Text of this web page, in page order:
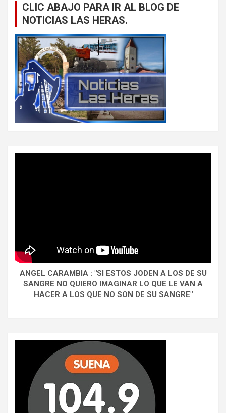
CLIC ABAJO PARA IR AL BLOG DE
NOTICIAS LAS HERAS.
ANGEL CARAMBIA : "SI ESTOS JODEN A LOS DE SU
SANGRE NO QUIERO IMAGINAR LO QUE LE VAN A
HACER A LOS QUE NO SON DE SU SANGRE"